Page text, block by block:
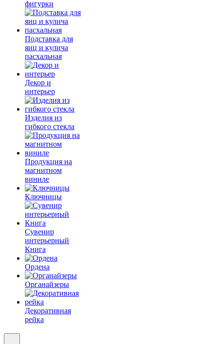
фигурки
Подставка для
яиц и кулича
пасхальная
Декор и
интерьер
Изделия из
гибкого стекла
Продукция на
магнитном
виниле
Ключницы
Сувенир
интерьерный
Книга
Ордена
Органайзеры
Декоративная
рейка